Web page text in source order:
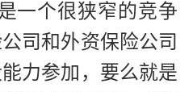
一个很狭窄的竞争
司和外资保险公司
力参加，要么就是